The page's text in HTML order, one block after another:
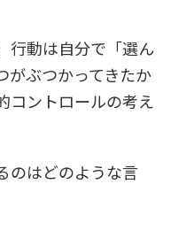
行動は自分で「選ん
がぶつかってきたか
コントロールの考え
のはどのような言